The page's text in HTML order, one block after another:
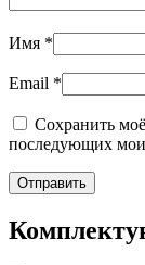
Имя *
Email *
Сохранить
последующих